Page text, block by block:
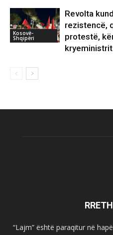
Kosovë-
Shqipëri
Revolta
rezistencë,
protestë,
kryeministrit
“Lajm” është paraqitur në